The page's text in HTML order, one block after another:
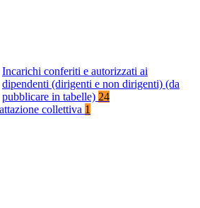
Incarichi conferiti e autorizzati ai
dipendenti (dirigenti e non dirigenti) (da
pubblicare in tabelle) 24
collettiva 1